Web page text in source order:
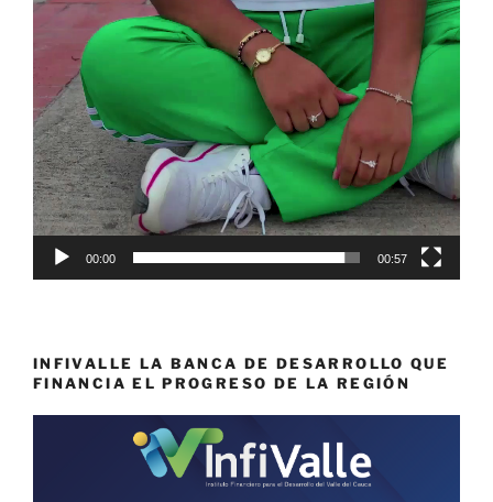
00:00 00:57
INFIVALLE LA BANCA DE DESARROLLO QUE
FINANCIA EL PROGRESO DE LA REGIÓN